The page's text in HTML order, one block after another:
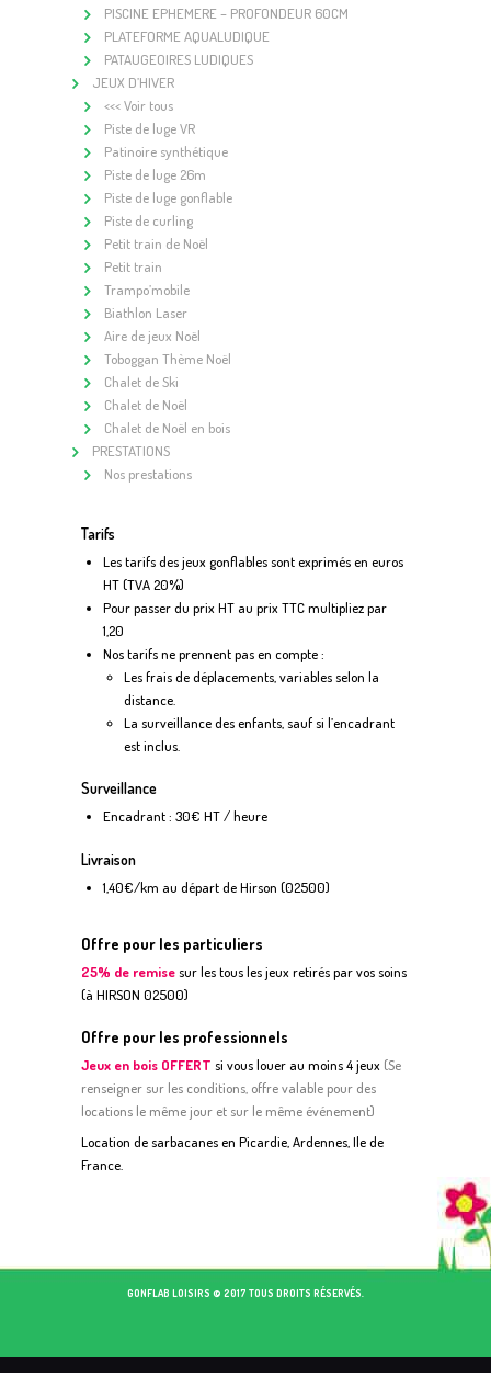
PISCINE EPHEMERE – PROFONDEUR 60CM
PLATEFORME AQUALUDIQUE
PATAUGEOIRES LUDIQUES
JEUX D’HIVER
<<< Voir tous
Piste de luge VR
Patinoire synthétique
Piste de luge 26m
Piste de luge gonflable
Piste de curling
Petit train de Noël
Petit train
Trampo’mobile
Biathlon Laser
Aire de jeux Noël
Toboggan Thème Noël
Chalet de Ski
Chalet de Noël
Chalet de Noël en bois
PRESTATIONS
Nos prestations
Tarifs
Les tarifs des jeux gonflables sont exprimés en euros
HT (TVA 20%)
Pour passer du prix HT au prix TTC multipliez par
1,20
Nos tarifs ne prennent pas en compte :
Les frais de déplacements, variables selon la
distance.
La surveillance des enfants, sauf si l’encadrant
est inclus.
Surveillance
Encadrant : 30€ HT / heure
Livraison
1,40€/km au départ de Hirson (02500)
Offre pour les particuliers
25% de remise sur les tous les jeux retirés par vos soins
(à HIRSON 02500)
Offre pour les professionnels
Jeux en bois OFFERT si vous louer au moins 4 jeux (Se
renseigner sur les conditions, offre valable pour des
locations le même jour et sur le même événement)
Location de sarbacanes en Picardie, Ardennes, Ile de
France.
GONFLAB LOISIRS © 2017 TOUS DROITS RÉSERVÉS.